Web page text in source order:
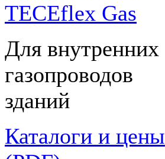
TECEflex Gas
Для внутренних
газопроводов
зданий
Каталоги и цены